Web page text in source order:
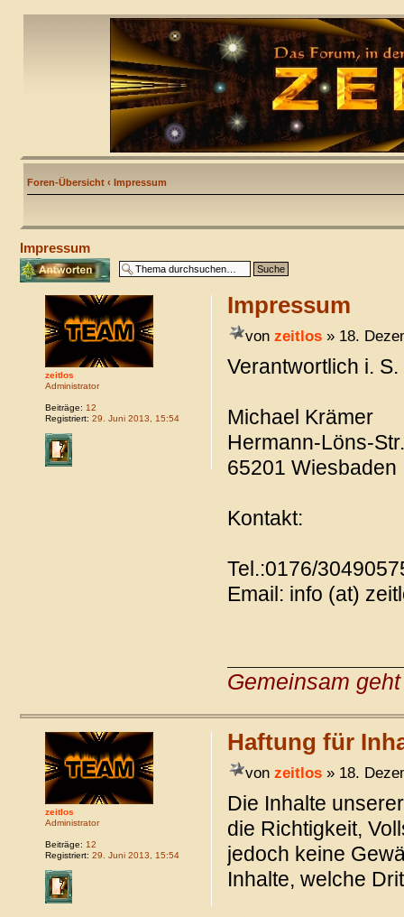
Foren-Übersicht ‹ Impressum
Impressum
Antwort erstellen
Impressum
von zeitlos» 18.
Verantwortlich i. S.
Michael Krämer
Hermann-Löns-
65201 Wiesbaden
Kontakt:
Tel.:0176/
Email: info (at)
Gemeinsam
zeitlos
Administrator
Beiträge: 12
Registriert: 29. Juni 2013, 15:54
Haftung für
von zeitlos» 18.
Die Inhalte
die Richtigkeit,
jedoch keine
Inhalte, welche
zeitlos
Administrator
Beiträge: 12
Registriert: 29. Juni 2013, 15:54